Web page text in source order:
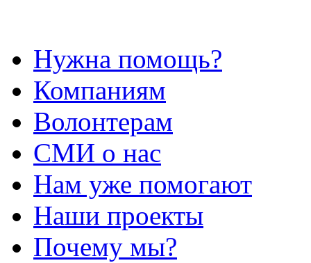
Нужна помощь?
Компаниям
Волонтерам
СМИ о нас
Нам уже помогают
Наши проекты
Почему мы?